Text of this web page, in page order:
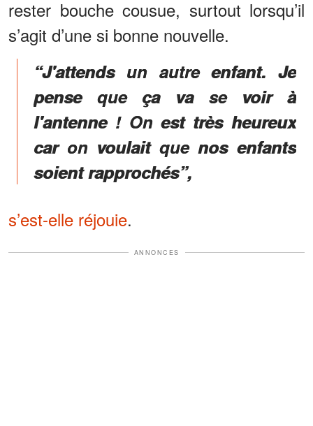
rester bouche cousue, surtout lorsqu’il
s’agit d’une si bonne nouvelle.
“J'attends un autre enfant. Je
pense que ça va se voir à
l'antenne ! On est très heureux
car on voulait que nos enfants
soient rapprochés”,
s’est-elle réjouie.
ANNONCES